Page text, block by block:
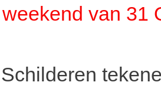
weekend van 31
Schilderen